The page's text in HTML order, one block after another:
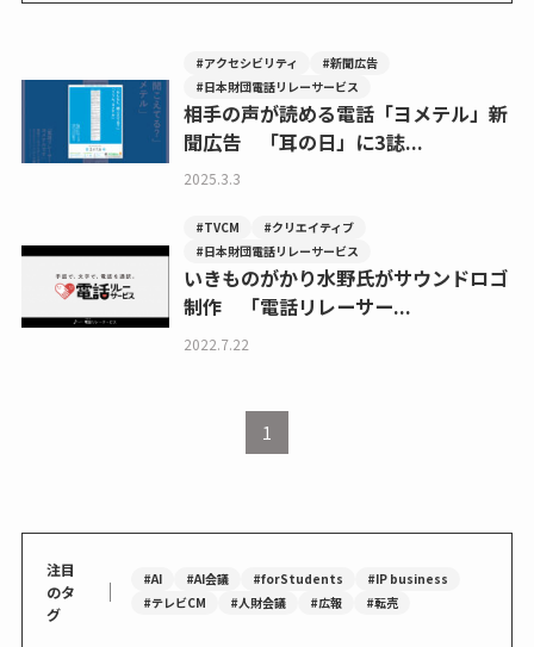
#アクセシビリティ
#新聞広告
#日本財団電話リレーサービス
相手の声が読める電話「ヨメテル」新
聞広告 「耳の日」に3誌...
2025.3.3
#TVCM
#クリエイティブ
#日本財団電話リレーサービス
いきものがかり水野氏がサウンドロゴ
制作 「電話リレーサー...
2022.7.22
1
注目
のタ
グ
｜ #AI #AI会議 #forStudents
#IP business
#テレビCM
#人財会議 #広報 #転売